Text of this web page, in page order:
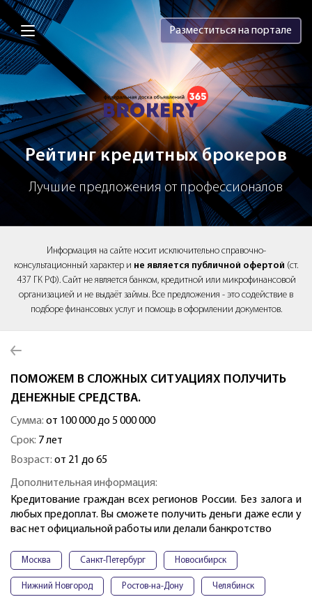
Brokery365 - Рейтинг кредитных
Разместиться на портале
Рейтинг кредитных брокеров
Лучшие предложения от профессионалов
Информация на сайте носит исключительно справочно-
консультационный характер и не является публичной офертой (ст.
437 ГК РФ). Сайт не является банком, кредитной или микрофинансовой
организацией и не выдаёт займы. Все предложения - это содействие в
подборе финансовых услуг и помощь в оформлении документов.
ПОМОЖЕМ В СЛОЖНЫХ СИТУАЦИЯХ ПОЛУЧИТЬ
ДЕНЕЖНЫЕ СРЕДСТВА.
Сумма: от 100 000 до 5 000 000
Срок: 7 лет
Возраст: от 21 до 65
Дополнительная информация:
Кредитование граждан всех регионов России. Без залога и
любых предоплат. Вы сможете получить деньги даже если у
вас нет официальной работы или делали банкротство
Москва Санкт-Петербург Новосибирск
Нижний Новгород Ростов-на-Дону Челябинск